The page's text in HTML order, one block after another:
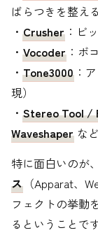
ばらつきを整える
・ Crusher ：ビ
・ Vocoder ：ボ
・ Tone3000 ：
現）
・ Stereo Tool /
Waveshaper など
特に面白いのが、
ス （Apparat、
フェクトの挙動
るということで